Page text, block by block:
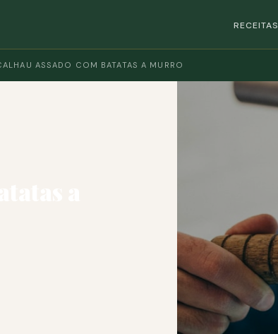
RECEITAS
ASSADO COM BATATAS A MURRO